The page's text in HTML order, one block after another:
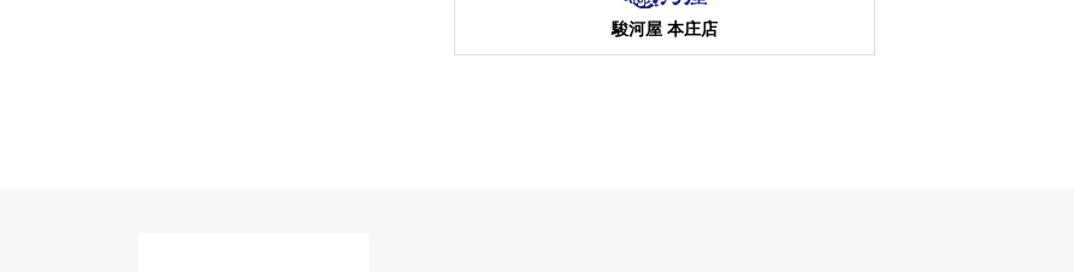
駿河屋 本庄店